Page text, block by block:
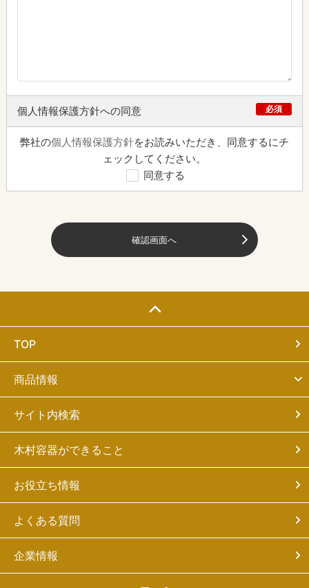
個人情報保護方針への同意 必須
弊社の個人情報保護方針をお読みいただき、同意するにチ
ェックしてください。
同意する
TOP
商品情報
サイト内検索
木村容器ができること
お役立ち情報
よくある質問
企業情報